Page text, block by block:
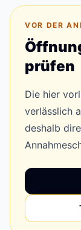
VOR DER
prüfen
Die hier
verlässlich
deshalb